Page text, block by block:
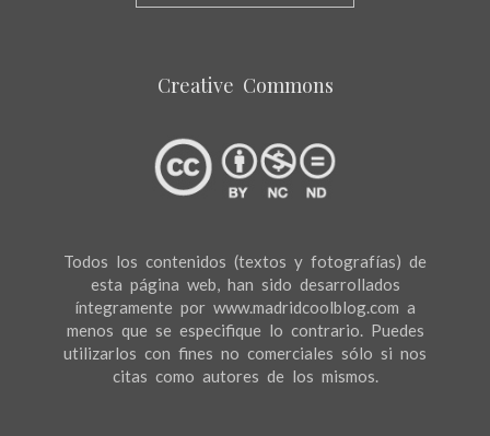
Creative Commons
Todos los contenidos (textos y fotografías) de
esta página web, han sido desarrollados
íntegramente por www.madridcoolblog.com a
menos que se especifique lo contrario. Puedes
utilizarlos con fines no comerciales sólo si nos
citas como autores de los mismos.